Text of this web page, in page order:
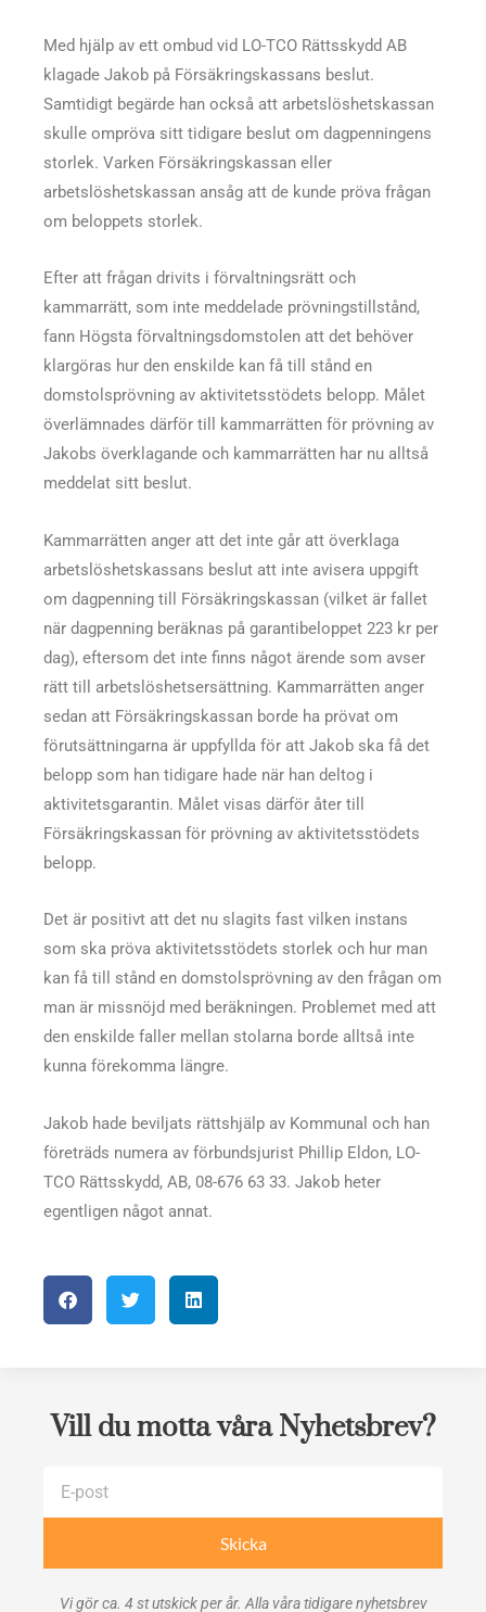
Med hjälp av ett ombud vid LO-TCO Rättsskydd AB
klagade Jakob på Försäkringskassans beslut.
Samtidigt begärde han också att arbetslöshetskassan
skulle ompröva sitt tidigare beslut om dagpenningens
storlek. Varken Försäkringskassan eller
arbetslöshetskassan ansåg att de kunde pröva frågan
om beloppets storlek.
Efter att frågan drivits i förvaltningsrätt och
kammarrätt, som inte meddelade prövningstillstånd,
fann Högsta förvaltningsdomstolen att det behöver
klargöras hur den enskilde kan få till stånd en
domstolsprövning av aktivitetsstödets belopp. Målet
överlämnades därför till kammarrätten för prövning av
Jakobs överklagande och kammarrätten har nu alltså
meddelat sitt beslut.
Kammarrätten anger att det inte går att överklaga
arbetslöshetskassans beslut att inte avisera uppgift
om dagpenning till Försäkringskassan (vilket är fallet
när dagpenning beräknas på garantibeloppet 223 kr per
dag), eftersom det inte finns något ärende som avser
rätt till arbetslöshetsersättning. Kammarrätten anger
sedan att Försäkringskassan borde ha prövat om
förutsättningarna är uppfyllda för att Jakob ska få det
belopp som han tidigare hade när han deltog i
aktivitetsgarantin. Målet visas därför åter till
Försäkringskassan för prövning av aktivitetsstödets
belopp.
Det är positivt att det nu slagits fast vilken instans
som ska pröva aktivitetsstödets storlek och hur man
kan få till stånd en domstolsprövning av den frågan om
man är missnöjd med beräkningen. Problemet med att
den enskilde faller mellan stolarna borde alltså inte
kunna förekomma längre.
Jakob hade beviljats rättshjälp av Kommunal och han
företräds numera av förbundsjurist Phillip Eldon, LO-
TCO Rättsskydd, AB, 08-676 63 33. Jakob heter
egentligen något annat.
Vill du motta våra Nyhetsbrev?
post
Skicka
Vi gör ca. 4 st utskick per år. Alla våra tidigare nyhetsbrev